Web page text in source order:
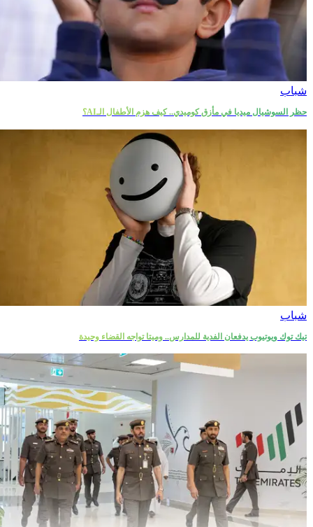
شباب
حظر السوشيال ميديا في مأزق كوميدي.. كيف هزم الأطفال الـAI؟
شباب
تيك توك ويوتيوب يدفعان الفدية للمدارس.. وميتا تواجه القضاء وحيدة